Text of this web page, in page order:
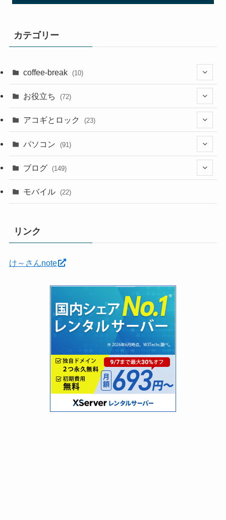
カテゴリー
coffee-break (10)
(1)
お役立ち (72)
(12)
(5) (6)
(2) (24)
アコギとロック (23)
(10)
パソコン (91)
(22)
(30)
ブログ (149)
(91)
モバイル (22)
リンク
け～さんnote